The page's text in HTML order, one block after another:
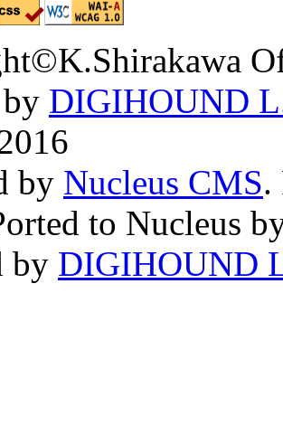
DIGIHOUND
by Nucleus CMS.
to Nucleus
by DIGIHOUND